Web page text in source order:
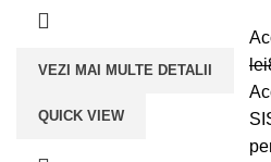
VEZI MAI MULTE DETALII
QUICK VIEW
lei